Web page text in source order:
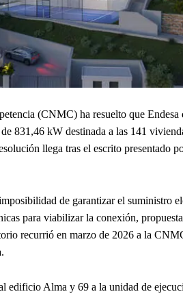
(CNMC) ha resuelto que Endesa
831,46 kW destinada a las 141
llega tras el escrito presentado
de garantizar el suministro
para viabilizar la conexión,
recurrió en marzo de 2026 a la
edificio Alma y 69 a la unidad de